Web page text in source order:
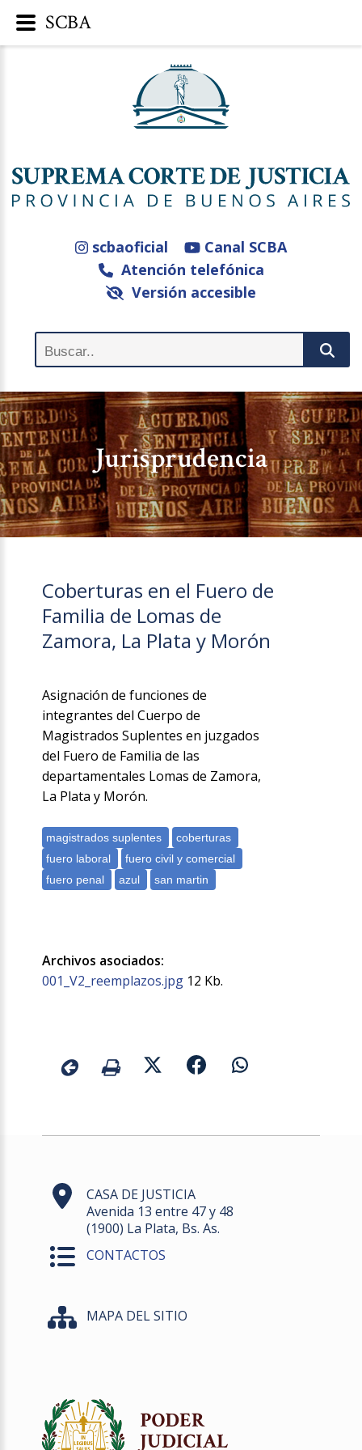
scbaoficial
Canal SCBA
Atención telefónica
Versión accesible
Jurisprudencia
Coberturas en el Fuero de
Familia de Lomas de
Zamora, La Plata y Morón
Asignación de funciones de
integrantes del Cuerpo de
Magistrados Suplentes en juzgados
del Fuero de Familia de las
departamentales Lomas de Zamora,
La Plata y Morón.
Archivos asociados:
001_V2_reemplazos.jpg 12 Kb.
CASA DE JUSTICIA
Avenida 13 entre 47 y 48
(1900) La Plata, Bs. As.
CONTACTOS
MAPA DEL SITIO
SCBA